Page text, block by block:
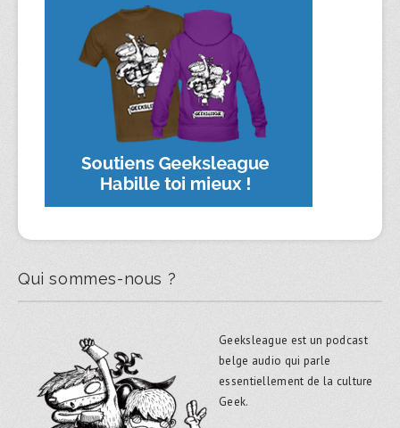
Qui sommes-nous ?
Geeksleague est un podcast
belge audio qui parle
essentiellement de la culture
Geek.